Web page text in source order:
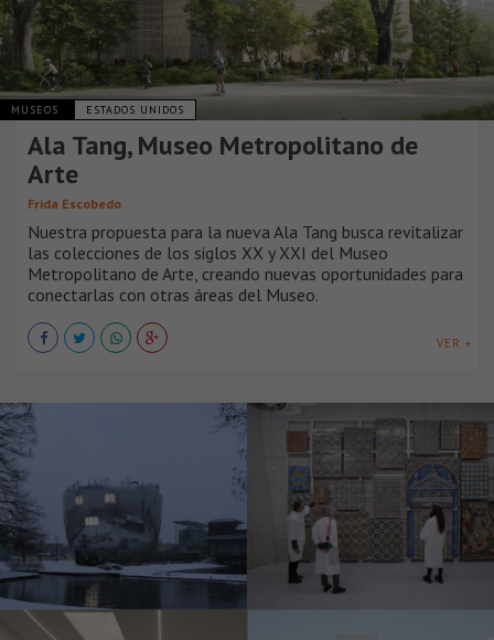
MUSEOS ESTADOS UNIDOS
Ala Tang, Museo Metropolitano de
Arte
Frida Escobedo
Nuestra propuesta para la nueva Ala Tang busca revitalizar
las colecciones de los siglos XX y XXI del Museo
Metropolitano de Arte, creando nuevas oportunidades para
conectarlas con otras áreas del Museo.
VER +